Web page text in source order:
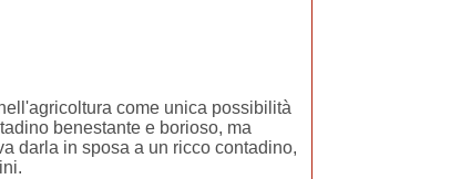
come unica possibilità
benestante e borioso, ma
darla in sposa a un ricco contadino,